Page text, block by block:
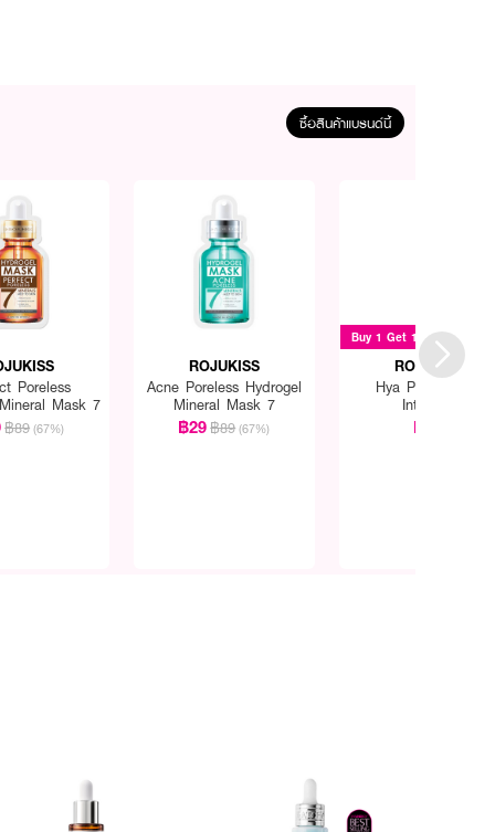
ซื้อสินค้าแบรนด์นี้
Poreless
Mask 7
฿89 (67%)
ROJUKISS
Acne Poreless Hydrogel
Mineral Mask 7
฿29฿89 (67%)
Buy 1 Get 1
ROJUKISS
Hya Poreless 5X
Intensive
฿69